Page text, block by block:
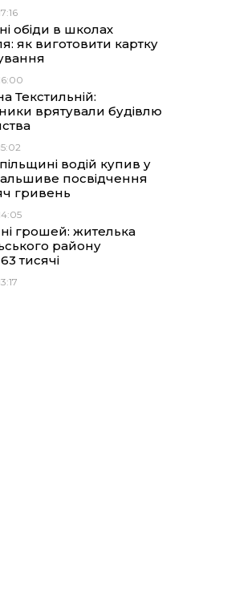
обіди в школах
як виготовити картку
Текстильній:
врятували будівлю
водій купив у
посвідчення
гривень
ні грошей: жителька
району
тисячі